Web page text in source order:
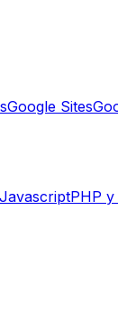
Google Sites
JavascriptPHP